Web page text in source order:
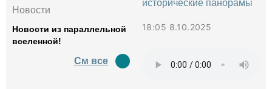
Новости
Новости из параллельной
вселенной!
См все
18:05 8.10.2025